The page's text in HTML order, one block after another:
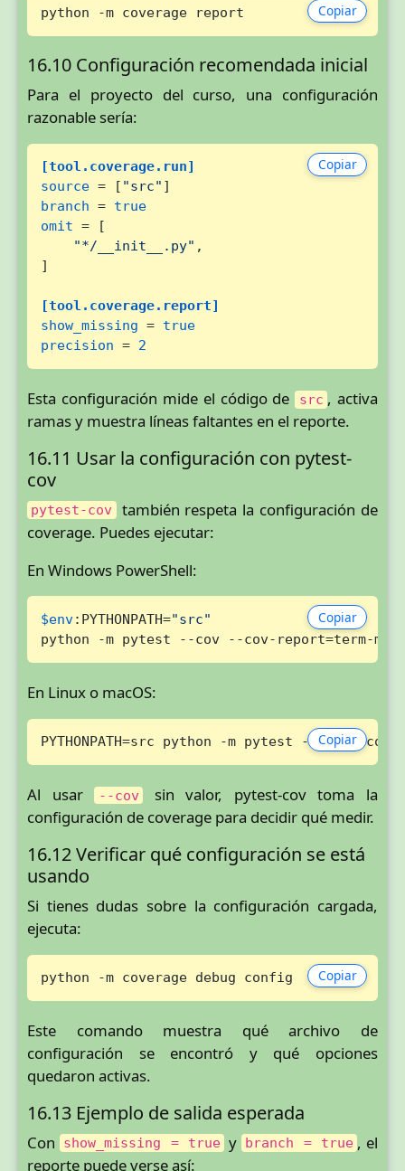
Copiar
python -m coverage report
16.10 Configuración recomendada inicial
Para el proyecto del curso, una configuración
razonable sería:
Copiar
[tool.coverage.run]
source = [ "src"
branch = true
omit = [
"*/__init__.py" ,
]
[tool.coverage.report]
show_missing = true
precision = 2
Esta configuración mide el código de src , activa
ramas y muestra líneas faltantes en el reporte.
16.11 Usar la configuración con pytest-
cov
pytest-cov también respeta la configuración de
coverage. Puedes ejecutar:
En Windows PowerShell:
Copiar
$env:PYTHONPATH="src"
python -m pytest --cov --cov-report=term-
En Linux o macOS:
Copiar
PYTHONPATH=src python -m pytest --cov --
Al usar --cov
sin valor, pytest-cov toma la
configuración de coverage para decidir qué medir.
16.12 Verificar qué configuración se está
usando
Si tienes dudas sobre la configuración cargada,
ejecuta:
Copiar
python -m coverage debug config
Este comando muestra qué archivo de
configuración se encontró y qué opciones
quedaron activas.
16.13 Ejemplo de salida esperada
Con show_missing = true y branch = true , el
reporte puede verse así: